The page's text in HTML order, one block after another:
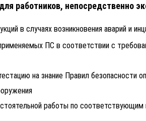
работников, непосредственно
в случаях возникновения аварий и
ПС в соответствии с
на знание Правил безопасности
работы по соответствующим